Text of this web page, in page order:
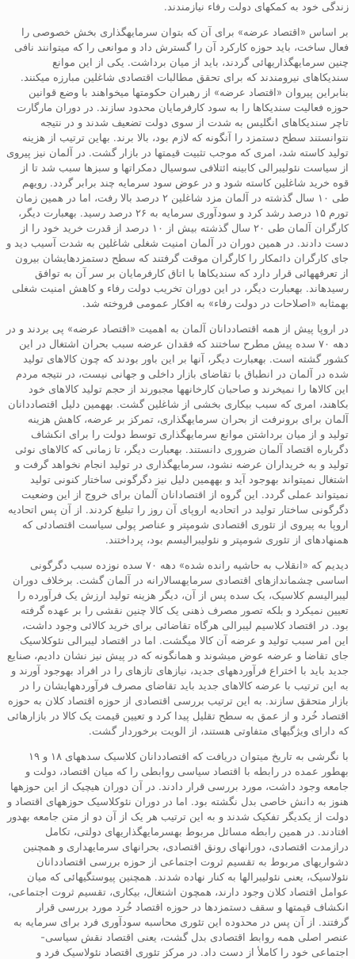
زندگی خود به کمکهای دولت رفاء نیازمندند.
بر اساس «اقتصاد عرضه» برای آن که بتوان سرمایهگذاری بخش خصوصی را
فعال ساخت، باید حوزه کارکرد آن را گسترش داد و موانعی را که میتوانند نافی
چنین سرمایهگذاریهائی گردند، باید از میان برداشت. یکی از این موانع
سندیکاهای نیرومندند که برای تحقق مطالبات اقتصادی شاغلین مبارزه میکنند.
بنابراین پیروان «اقتصاد عرضه» از رهبران حکومتها میخواهند با وضع قوانین
حوزه فعالیت سندیکاها را به سود کارفرمایان محدود سازند. در دوران مارگارت
تاچر سندیکاهای انگلیس به شدت از سوی دولت تضعیف شدند و در نتیجه
نتوانستند سطح دستمزد را آنگونه که لازم بود، بالا برند. بهاین ترتیب از هزینه
تولید کاسته شد، امری که موجب تثبیت قیمتها در بازار گشت. در آلمان نیز پیروی
از سیاست نئولیبرالی کابینه ائتلافی سوسیال دمکراتها و سبزها سبب شد تا از
قوه خرید شاغلین کاسته شود و در عوض سود سرمایه چند برابر گردد. رویهم
طی ۱۰ سال گذشته در آلمان مزد شاغلین ۲ درصد بالا رفت، اما در همین زمان
تورم ۱۵ درصد رشد کرد و سودآوری سرمایه به ۲۶ درصد رسید. بهعبارت دیگر،
کارگران آلمان طی ۲۰ سال گذشته بیش از ۱۰ درصد از قدرت خرید خود را از
دست دادند. در همین دوران در آلمان امنیت شغلی شاغلین به شدت آسیب دید و
جای کارگران دائمکار را کارگران موقت گرفتند که سطح دستمزدهایشان بیرون
از تعرفههائی قرار دارد که سندیکاها با اتاق کارفرمایان بر سر آن به توافق
رسیدهاند. بهعبارت دیگر، در این دوران تخریب دولت رفاء و کاهش امنیت شغلی
بهمثابه «اصلاحات در دولت رفاء» به افکار عمومی فروخته شد.
در اروپا پیش از همه اقتصاددانان آلمان به اهمیت «اقتصاد عرضه» پی بردند و در
دهه ۷۰ سده پیش مطرح ساختند که فقدان عرضه سبب بحران اشتغال در این
کشور گشته است. بهعبارت دیگر، آنها بر این باور بودند که چون کالاهای تولید
شده در آلمان در انطباق با تقاضای بازار داخلی و جهانی نیست، در نتیجه مردم
این کالاها را نمیخرند و صاحبان کارخانهها مجبورند از حجم تولید کالاهای خود
بکاهند، امری که سبب بیکاری بخشی از شاغلین گشت. بههمین دلیل اقتصاددانان
آلمان برای برونرفت از بحران سرمایهگذاری، تمرکز بر عرضه، کاهش هزینه
تولید و از میان برداشتن موانع سرمایهگذاری توسط دولت را برای انکشاف
دگرباره اقتصاد آلمان ضروری دانستند. بهعبارت دیگر، تا زمانی که کالاهای نوئی
تولید و به خریداران عرضه نشود، سرمایهگذاری در تولید انجام نخواهد گرفت و
اشتغال نمیتواند بهوجود آید و بههمین دلیل نیز دگرگونی ساختار کنونی تولید
نمیتواند عملی گردد. این گروه از اقتصادانان آلمان برای خروج از این وضعیت
دگرگونی ساختار تولید در اتحادیه اروپای آن روز را تبلیغ کردند. از آن پس اتحادیه
اروپا به پیروی از تئوری اقتصادی شومپتر و عناصر پولی سیاست اقتصادئی که
همنهادهای از تئوری شومپتر و نئولیبرالیسم بود، پرداختند.
دیدیم که «انقلاب به حاشیه رانده شده» دهه ۷۰ سده نوزده سبب دگرگونی
اساسی چشماندازهای اقتصادی سرمایهسالارانه در آلمان گشت. برخلاف دوران
لیبرالیسم کلاسیک، یک سده پس از آن، دیگر هزینه تولید ارزش یک فرآورده را
تعیین نمیکرد و بلکه تصور مصرف ذهنی یک کالا چنین نقشی را بر عهده گرفته
بود. در اقتصاد کلاسیم لیبرالی هرگاه تقاضائی برای خرید کالائی وجود داشت،
این امر سبب تولید و عرضه آن کالا میگشت. اما در اقتصاد لیبرالی نئوکلاسیک
جای تقاضا و عرضه عوض میشوند و همانگونه که در پیش نیز نشان دادیم، صنایع
جدید باید با اختراع فرآوردههای جدید، نیازهای تازهای را در افراد بهوجود آورند و
به این ترتیب با عرضه کالاهای جدید باید تقاضای مصرف فرآوردههایشان را در
بازار متحقق سازند. به این ترتیب بررسی اقتصادی از حوزه اقتصاد کلان به حوزه
اقتصاد خُرد و از عمق به سطح تقلیل پیدا کرد و تعیین قیمت یک کالا در بازارهائی
که دارای ویژگیهای متفاوتی هستند، از الویت برخوردار گشت.
با نگرشی به تاریخ میتوان دریافت که اقتصاددانان کلاسیک سدههای ۱۸ و ۱۹
بهطور عمده در رابطه با اقتصاد سیاسی روابطی را که میان اقتصاد، دولت و
جامعه وجود داشت، مورد بررسی قرار دادند. در آن دوران هیچیک از این حوزهها
هنوز به دانش خاصی بدل نگشته بود. اما در دوران نئوکلاسیک حوزههای اقتصاد و
دولت از یکدیگر تفکیک شدند و به این ترتیب هر یک از آن دو از متن جامعه بهدور
افتادند. در همین رابطه مسائل مربوط بهسرمایهگذاریهای دولتی، تکامل
درازمدت اقتصادی، دورانهای رونق اقتصادی، بحرانهای سرمایهداری و همچنین
دشواریهای مربوط به تقسیم ثروت اجتماعی از حوزه بررسی اقتصاددانان
نئولاسیک، یعنی نئولیبرالها به کنار نهاده شدند. همچنین پیوستگیهائی که میان
عوامل اقتصاد کلان وجود دارند، همچون اشتغال، بیکاری، تقسیم ثروت اجتماعی،
انکشاف قیمتها و سقف دستمزدها در حوزه اقتصاد خُرد مورد بررسی قرار
گرفتند. از آن پس در محدوده این تئوری محاسبه سودآوری فرد برای سرمایه به
عنصر اصلی همه روابط اقتصادی بدل گشت، یعنی اقتصاد نقش سیاسی-
اجتماعی خود را کاملأ از دست داد. در مرکز تئوری اقتصاد نئولاسیک فرد و